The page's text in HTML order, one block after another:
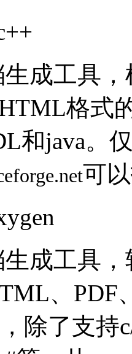
工具，
格式
和java。
可
工具，
、PDF
除了支持